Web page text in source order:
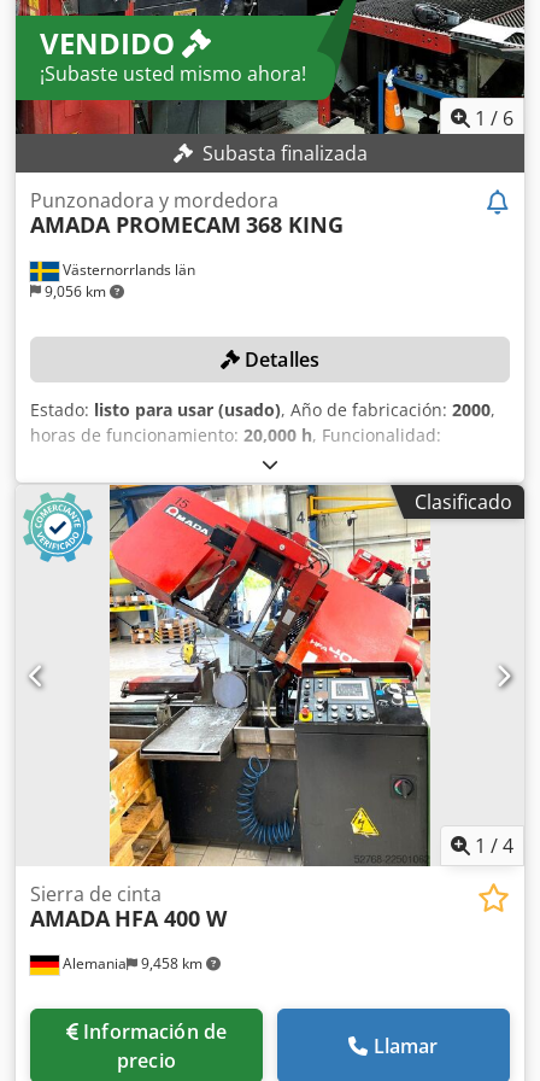
VENDIDO
¡Subaste usted mismo ahora!
1 / 6
Subasta finalizada
Västernorrlands län
9,056 km
Punzonadora y mordedora
AMADA PROMECAM 368 KING
Detalles
Estado: listo para usar (usado), Año de fabricación: 2000,
horas de funcionamiento: 20,000 h, Funcionalidad:
, longitud de la pieza (máx.):
mm, anchura de la pieza (máx.):1,500 mm, DETALLES
TÉCNICOS Tamaño de chapa: 1.500 x 3.000 mm DETALLES
DE LA MÁQUINA Horas de funcionamiento: 20.000 h
EQUIPAMIENTO Manipulación de materiales Herramientas
Rectificadora Cjdpfx Aew Swdiokksrf
Clasificado
1 /4
Alemania 9,458 km
Sierra de cinta
AMADA HFA 400 W
Información de
precio
Llamar